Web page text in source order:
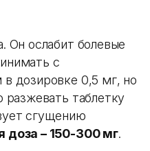
Он ослабит болевые
с
дозировке 0,5 мг, но
таблетку
сгущению
доза – 150-300 мг.